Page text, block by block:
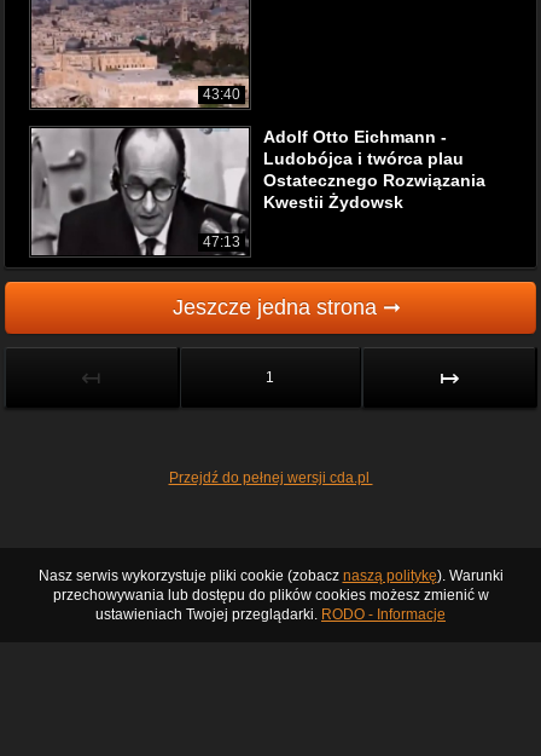
43:40
47:13
Adolf Otto Eichmann -
Ludobójca i twórca plau
Ostatecznego Rozwiązania
Kwestii Żydowsk
Jeszcze jedna strona ➞
↤ 1 ↦
Przejdź do pełnej wersji cda.pl
Nasz serwis wykorzystuje pliki cookie (zobacz naszą politykę). Warunki
przechowywania lub dostępu do plików cookies możesz zmienić w
ustawieniach Twojej przeglądarki. RODO - Informacje